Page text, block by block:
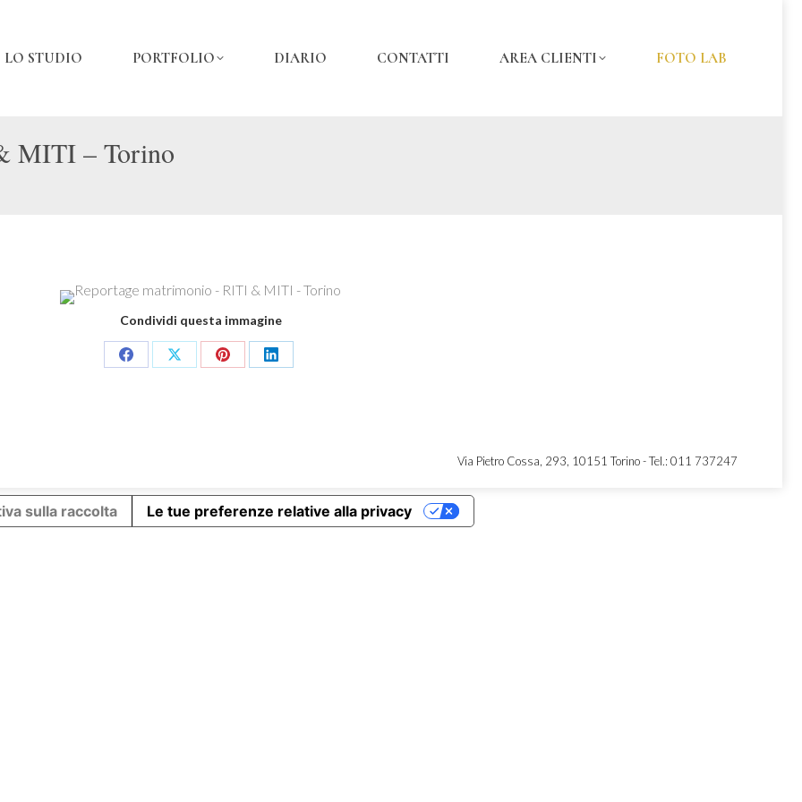
LO STUDIO PORTFOLIO DIARIO CONTATTI AREA CLIENTI FOTO LAB
MITI – Torino
Condividi questa immagine
Share
Share
Share
Share
Via Pietro Cossa, 293, 10151 Torino -Tel.: 011 737247
sulla raccolta Le tue preferenze relative alla privacy